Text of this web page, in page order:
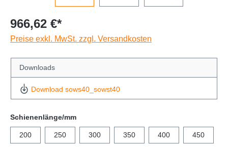
966,62 €*
Preise exkl. MwSt. zzgl. Versandkosten
Downloads
Download sows40_sowst40
Schienenlänge/mm
200 250 300 350 400 450